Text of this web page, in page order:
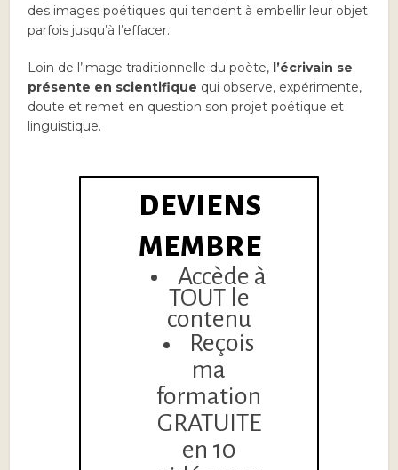
des images poétiques qui tendent à embellir leur objet
parfois jusqu’à l’effacer.
Loin de l’image traditionnelle du poète, l’écrivain se
présente en scientifique qui observe, expérimente,
doute et remet en question son projet poétique et
linguistique.
DEVIENS
MEMBRE
Accède à
TOUT le
contenu
Reçois
ma
formation
GRATUITE
en 10